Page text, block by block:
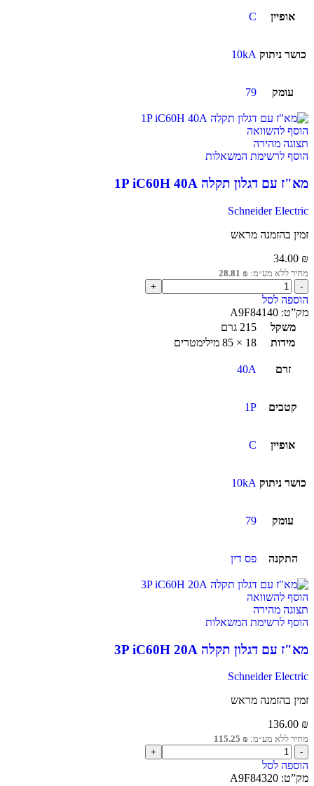
אופיין C
כושר ניתוק 10kA
עומק 79
הוסף להשוואה
תצוגה מהירה
הוסף לרשימת המשאלות
מא"ז עם דגלון תקלה 1P iC60H 40A
Schneider Electric
זמין בהזמנה מראש
34.00 ₪
מחיר ללא מע״מ: 28.81 ₪
הוספה לסל
מק”ט: A9F84140
משקל
215 גרם
מידות
18 × 85 מילימטרים
זרם 40A
קטבים 1P
אופיין C
כושר ניתוק 10kA
עומק 79
התקנה פס דין
הוסף להשוואה
תצוגה מהירה
הוסף לרשימת המשאלות
מא"ז עם דגלון תקלה 3P iC60H 20A
Schneider Electric
זמין בהזמנה מראש
136.00 ₪
מחיר ללא מע״מ: 115.25 ₪
הוספה לסל
מק”ט: A9F84320